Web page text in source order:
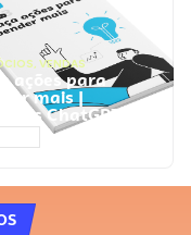
, VENDAS
ações para
mais |
ChatGPT